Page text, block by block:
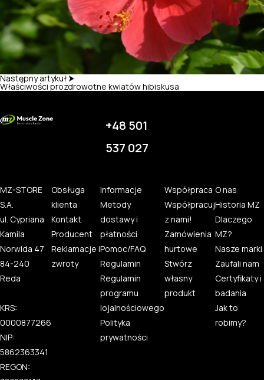
Następny artykuł ⮞
Właściwości prozdrowotne kwiatów hibiskusa
+48 501
537 027
MZ-STORE
S.A.
ul. Cypriana
Kamila
Norwida 47
84-240
Reda
KRS:
0000877266
NIP:
5862363341
REGON:
Obsługa
klienta
Kontakt
Producent
Reklamacje i
zwroty
Informacje
Metody
dostawy i
płatności
Pomoc/FAQ
Regulamin
Regulamin
programu
lojalnościowego
Polityka
prywatności
Współpraca
Współpracuj
z nami!
Zamówienia
hurtowe
Stwórz
własny
produkt
O nas
Historia MZ
Dlaczego
MZ?
Nasze marki
Zaufali nam
Certyfikaty i
badania
Jak to
robimy?